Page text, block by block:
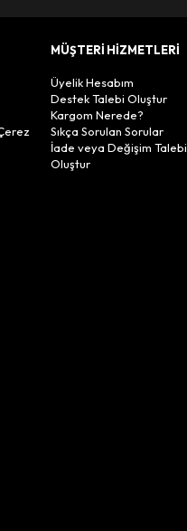
MÜŞTERİ HİZMETLERİ
Üyelik Hesabım
Destek Talebi Oluştur
Kargom Nerede?
Sıkça Sorulan Sorular
İade veya Değişim Talebi
Oluştur